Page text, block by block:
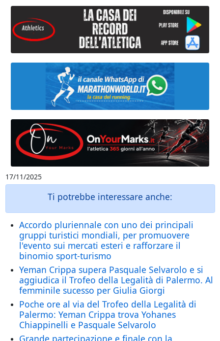
17/11/2025
Ti potrebbe interessare anche:
Accordo pluriennale con uno dei principali
gruppi turistici mondiali, per promuovere
l'evento sui mercati esteri e rafforzare il
binomio sport-turismo
Yeman Crippa supera Pasquale Selvarolo e si
aggiudica il Trofeo della Legalità di Palermo. Al
femminile sucesso per Giulia Giorgi
Poche ore al via del Trofeo della Legalità di
Palermo: Yeman Crippa trova Yohanes
Chiappinelli e Pasquale Selvarolo